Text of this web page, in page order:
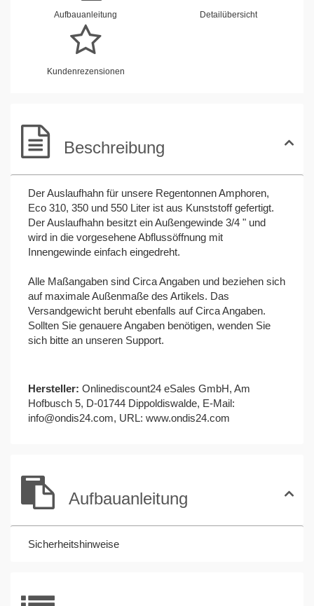
Aufbauanleitung Detailübersicht
Kundenrezensionen
Beschreibung
Der Auslaufhahn für unsere Regentonnen Amphoren,
Eco 310, 350 und 550 Liter ist aus Kunststoff gefertigt.
Der Auslaufhahn besitzt ein Außengewinde 3/4 " und
wird in die vorgesehene Abflussöffnung mit
Innengewinde einfach eingedreht.
Alle Maßangaben sind Circa Angaben und beziehen sich
auf maximale Außenmaße des Artikels. Das
Versandgewicht beruht ebenfalls auf Circa Angaben.
Sollten Sie genauere Angaben benötigen, wenden Sie
sich bitte an unseren Support.
Hersteller: Onlinediscount24 eSales GmbH, Am
Hofbusch 5, D-01744 Dippoldiswalde, E-Mail:
info@ondis24.com, URL: www.ondis24.com
Aufbauanleitung
Sicherheitshinweise